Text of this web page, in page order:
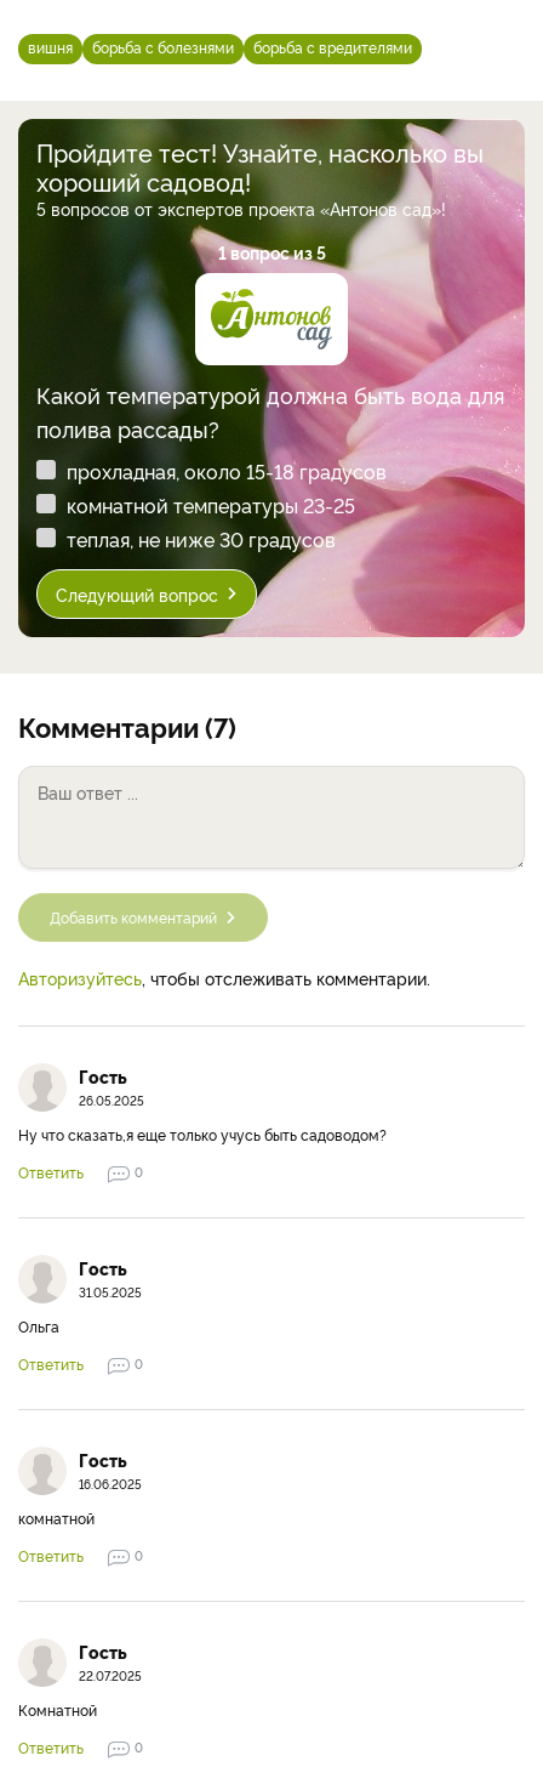
вишня борьба с болезнями борьба с вредителями
Пройдите тест! Узнайте, насколько вы
хороший садовод!
5 вопросов от экспертов проекта «Антонов сад»!
1 вопрос из 5
Какой температурой должна быть вода для
полива рассады?
прохладная, около 15-18 градусов
комнатной температуры 23-25
теплая, не ниже 30 градусов
Следующий вопрос
Комментарии (7)
Добавить комментарий
Авторизуйтесь, чтобы отслеживать комментарии.
Гость
26.05.2025
Ну что сказать,я еще только учусь быть садоводом?
Ответить
0
Гость
31.05.2025
Ольга
Ответить
0
Гость
16.06.2025
комнатной
Ответить
0
Гость
22.07.2025
Комнатной
Ответить
0